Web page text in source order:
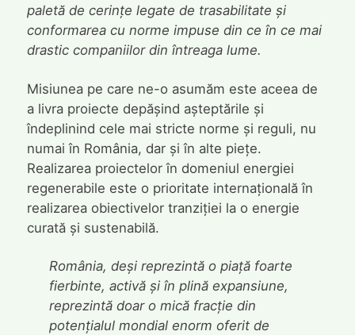
paletă de cerințe legate de trasabilitate și
conformarea cu norme impuse din ce în ce mai
drastic companiilor din întreaga lume.
Misiunea pe care ne-o asumăm este aceea de
a livra proiecte depășind așteptările și
îndeplinind cele mai stricte norme și reguli, nu
numai în România, dar și în alte piețe.
Realizarea proiectelor în domeniul energiei
regenerabile este o prioritate internațională în
realizarea obiectivelor tranziției la o energie
curată și sustenabilă.
România, deși reprezintă o piață foarte
fierbinte, activă și în plină expansiune,
reprezintă doar o mică fracție din
potențialul mondial enorm oferit de